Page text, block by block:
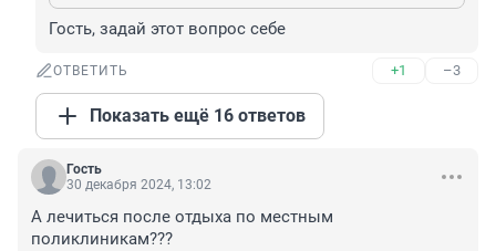
Гость, задай этот вопрос себе
ОТВЕТИТЬ +1 –3
Показать ещё 16 ответов
Гость
30 декабря 2024, 13:02
А лечиться после отдыха по местным
поликлиникам???